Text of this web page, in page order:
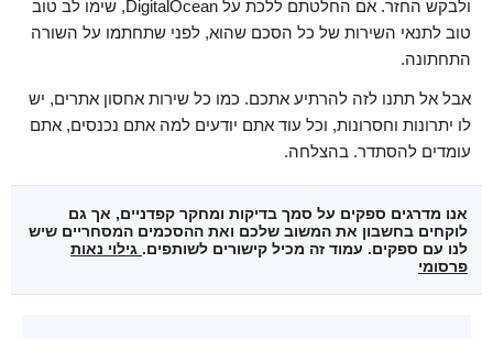
ולבקש החזר. אם החלטתם ללכת על DigitalOcean, שימו לב טוב
טוב לתנאי השירות של כל הסכם שהוא, לפני שתחתמו על השורה
התחתונה.
אבל אל תתנו לזה להרתיע אתכם. כמו כל שירות אחסון אתרים, יש
לו יתרונות וחסרונות, וכל עוד אתם יודעים למה אתם נכנסים, אתם
עומדים להסתדר. בהצלחה.
אנו מדרגים ספקים על סמך בדיקות ומחקר קפדניים, אך גם
לוקחים בחשבון את המשוב שלכם ואת ההסכמים המסחריים שיש
לנו עם ספקים. עמוד זה מכיל קישורים לשותפים. גילוי נאות
פרסומי